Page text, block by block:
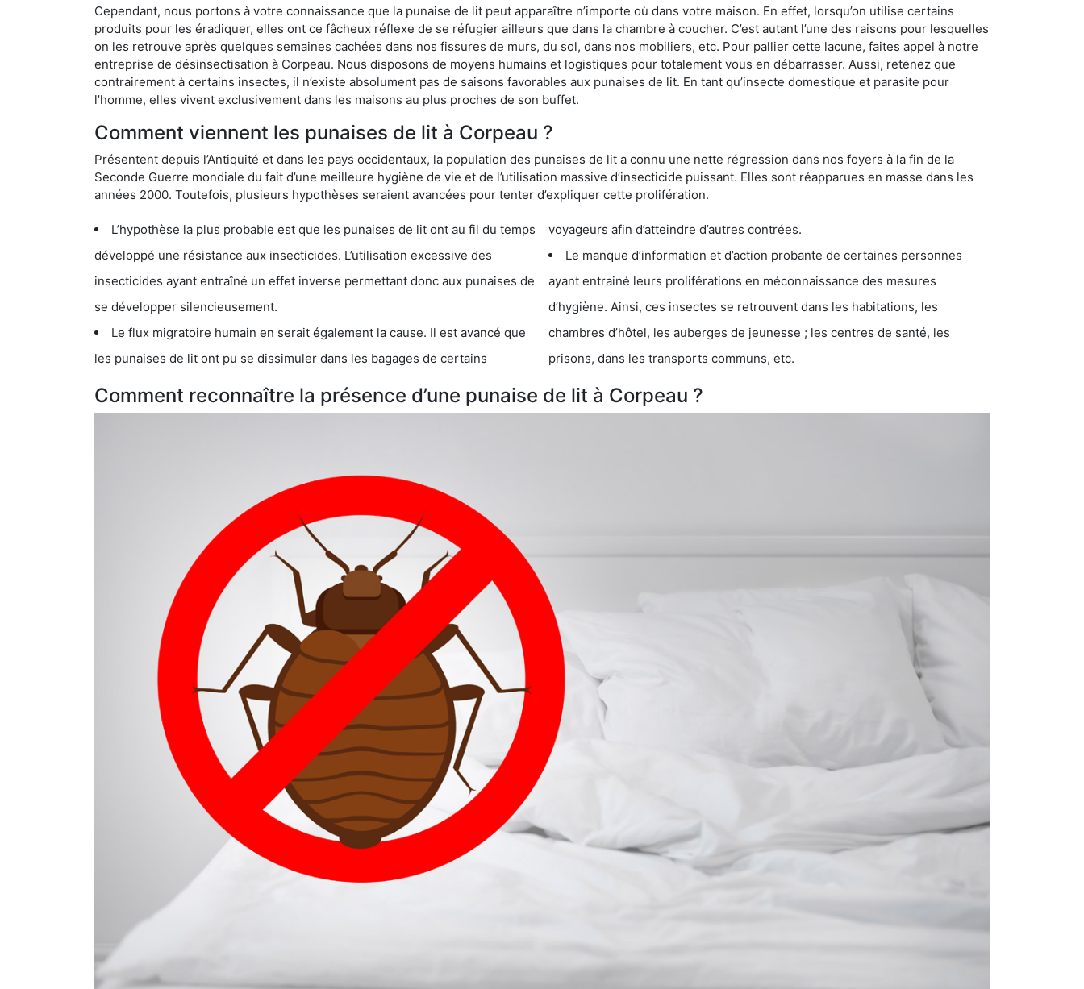
Cependant, nous portons à votre connaissance que la punaise de lit peut apparaître n’importe où dans votre maison. En effet, lorsqu’on utilise certains
produits pour les éradiquer, elles ont ce fâcheux réflexe de se réfugier ailleurs que dans la chambre à coucher. C’est autant l’une des raisons pour lesquelles
on les retrouve après quelques semaines cachées dans nos fissures de murs, du sol, dans nos mobiliers, etc. Pour pallier cette lacune, faites appel à notre
entreprise de désinsectisation à Corpeau. Nous disposons de moyens humains et logistiques pour totalement vous en débarrasser. Aussi, retenez que
contrairement à certains insectes, il n’existe absolument pas de saisons favorables aux punaises de lit. En tant qu’insecte domestique et parasite pour
l’homme, elles vivent exclusivement dans les maisons au plus proches de son buffet.
Comment viennent les punaises de lit à Corpeau ?
Présentent depuis l’Antiquité et dans les pays occidentaux, la population des punaises de lit a connu une nette régression dans nos foyers à la fin de la
Seconde Guerre mondiale du fait d’une meilleure hygiène de vie et de l’utilisation massive d’insecticide puissant. Elles sont réapparues en masse dans les
années 2000. Toutefois, plusieurs hypothèses seraient avancées pour tenter d’expliquer cette prolifération.
L’hypothèse la plus probable est que les punaises de lit ont au fil du temps
développé une résistance aux insecticides. L’utilisation excessive des
insecticides ayant entraîné un effet inverse permettant donc aux punaises de
se développer silencieusement.
Le flux migratoire humain en serait également la cause. Il est avancé que
les punaises de lit ont pu se dissimuler dans les bagages de certains
voyageurs afin d’atteindre d’autres contrées.
Le manque d’information et d’action probante de certaines personnes
ayant entrainé leurs proliférations en méconnaissance des mesures
d’hygiène. Ainsi, ces insectes se retrouvent dans les habitations, les
chambres d’hôtel, les auberges de jeunesse ; les centres de santé, les
prisons, dans les transports communs, etc.
Comment reconnaître la présence d’une punaise de lit à Corpeau ?